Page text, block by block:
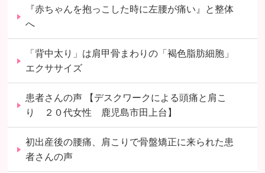
『赤ちゃんを抱っこした時に左腰が痛い』と整体
へ
「背中太り」は肩甲骨まわりの「褐色脂肪細胞」
エクササイズ
患者さんの声 【デスクワークによる頭痛と肩こ
り ２０代女性 鹿児島市田上台】
初出産後の腰痛、肩こりで骨盤矯正に来られた患
者さんの声